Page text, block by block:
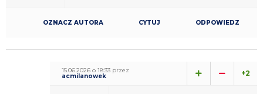
OZNACZ AUTORA CYTUJ ODPOWIEDZ
15.06.2026 o 18:33 przez
acmilanowek +2